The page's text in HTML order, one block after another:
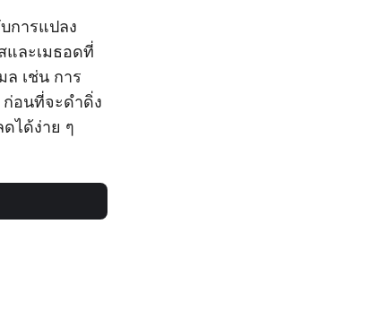
การแปลง
และเมธอดที่
เช่น การ
ก่อนที่จะดำดิ่ง
ได้ง่าย ๆ